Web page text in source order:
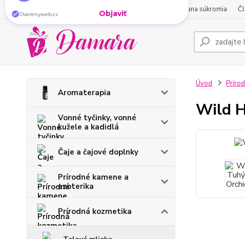
Obchodné podmienky Ochrana súkromia
Aromaterapia
Vonné tyčinky, vonné
kužele a kadidlá
Čaje a čajové doplnky
Prírodné kamene a
ezoterika
Prírodná kozmetika
Úvod
Wild
tyčinky ju vytvoria za pár sekúnd. Vyberte si tú
svoju.
Objaviť
Overenyweb.cz